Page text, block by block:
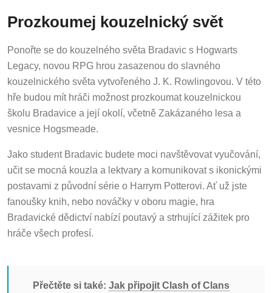
Prozkoumej kouzelnický svět
Ponořte se do kouzelného světa Bradavic s Hogwarts
Legacy, novou RPG hrou zasazenou do slavného
kouzelnického světa vytvořeného J. K. Rowlingovou. V této
hře budou mít hráči možnost prozkoumat kouzelnickou
školu Bradavice a její okolí, včetně Zakázaného lesa a
vesnice Hogsmeade.
Jako student Bradavic budete moci navštěvovat vyučování,
učit se mocná kouzla a lektvary a komunikovat s ikonickými
postavami z původní série o Harrym Potterovi. Ať už jste
fanoušky knih, nebo nováčky v oboru magie, hra
Bradavické dědictví nabízí poutavý a strhující zážitek pro
hráče všech profesí.
Přečtěte si také: Jak připojit Clash of Clans